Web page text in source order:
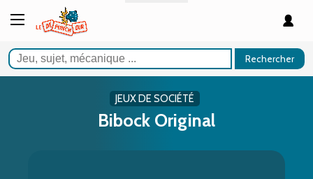
Rechercher
JEUX DE SOCIÉTÉ
Bibock Original